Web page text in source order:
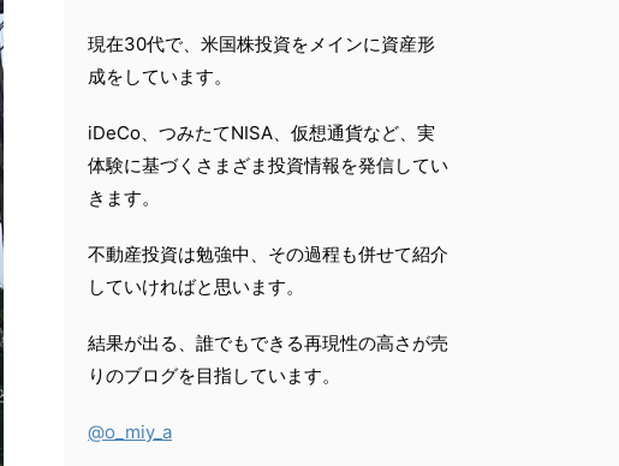
現在30代で、米国株投資をメインに資産形
成をしています。
iDeCo、つみたてNISA、仮想通貨など、実
体験に基づくさまざま投資情報を発信してい
きます。
不動産投資は勉強中、その過程も併せて紹介
していければと思います。
結果が出る、誰でもできる再現性の高さが売
りのブログを目指しています。
@o_miy_a